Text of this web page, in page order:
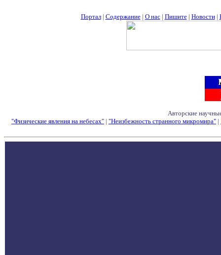
Портал| Содержание| О нас| Пишите| Новости|
Авторские
"Физические явления на небесах" | "Неизбежность странного микромира" |